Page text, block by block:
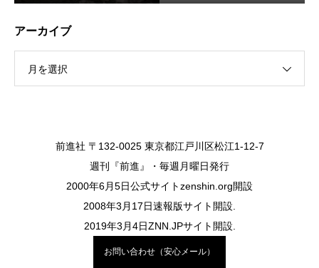
アーカイブ
月を選択
前進社 〒132-0025 東京都江戸川区松江1-12-7
週刊『前進』・毎週月曜日発行
2000年6月5日公式サイトzenshin.org開設
2008年3月17日速報版サイト開設.
2019年3月4日ZNN.JPサイト開設.
お問い合わせ（安心メール）